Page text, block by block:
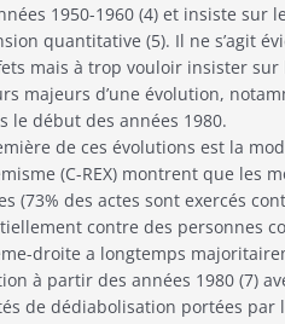
1950-1960 (4) et insiste
quantitative (5). Il ne s’agit
mais à trop vouloir insister
majeurs d’une évolution,
le début des années 1980.
de ces évolutions est la
(C-REX) montrent que les
(73% des actes sont exercés
contre des personnes
droite a longtemps
à partir des années 1980 (7)
de dédiabolisation portées par